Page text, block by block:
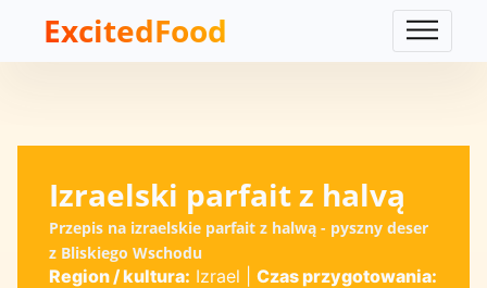
ExcitedFood
Izraelski parfait z halvą
Przepis na izraelskie parfait z halwą - pyszny deser
z Bliskiego Wschodu
Region / kultura: Izrael
Czas przygotowania: